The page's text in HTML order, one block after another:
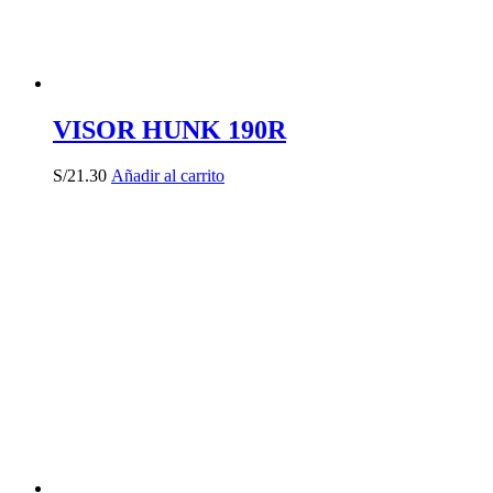
VISOR HUNK 190R
S/21.30 Añadir al carrito